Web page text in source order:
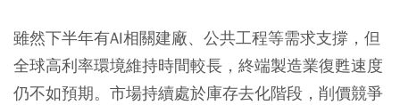
雖然下半年有AI相關建廠、公共工程等需求支撐，但
全球高利率環境維持時間較長，終端製造業復甦速度
仍不如預期。市場持續處於庫存去化階段，削價競爭